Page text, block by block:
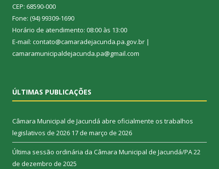
CEP: 68590-000
Fone: (94) 99309-1690
Horário de atendimento: 08:00 às 13:00
E-mail: contato@camaradejacunda.pa.gov.br |
camaramunicipaldejacunda.pa@gmail.com
ÚLTIMAS PUBLICAÇÕES
Câmara Municipal de Jacundá abre oficialmente os trabalhos
legislativos de 2026 17 de março de 2026
Última sessão ordinária da Câmara Municipal de Jacundá/PA22
de dezembro de 2025